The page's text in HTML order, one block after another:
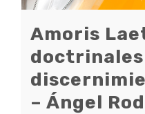
Amoris
– Ángel